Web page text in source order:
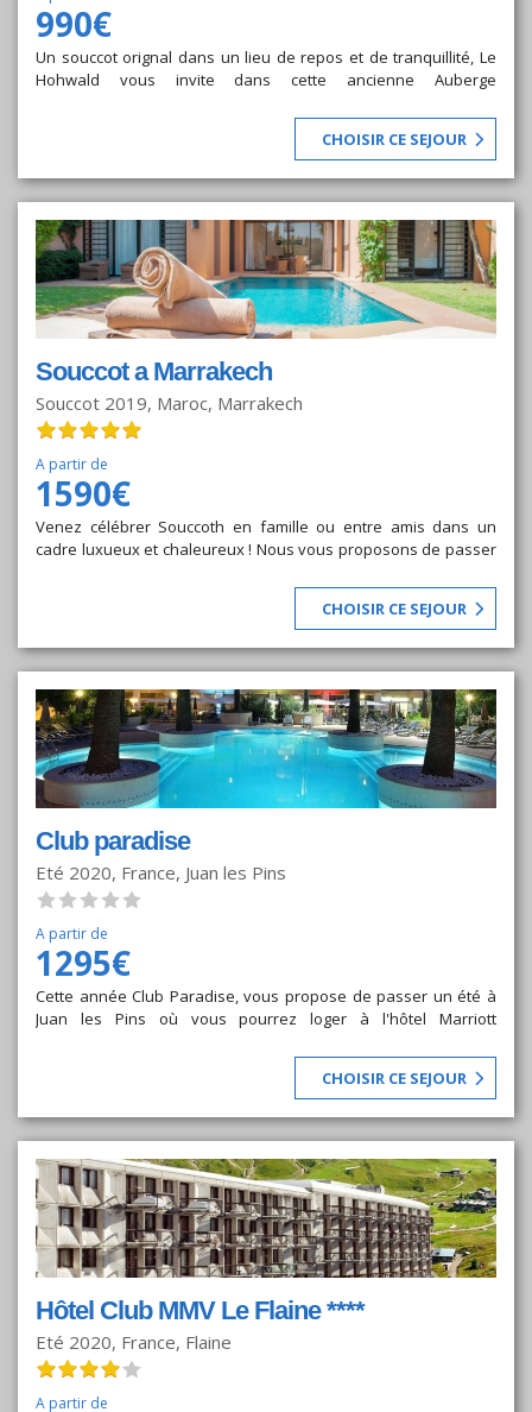
990€
Un souccot orignal dans un lieu de repos et de tranquillité, Le
Hohwald vous invite dans cette ancienne Auberge
accueil. Le village du Hohwald est un lieu central pour visiter
CHOISIR CE SEJOUR
Souccot a Marrakech
Souccot 2019, Maroc, Marrakech
A partir de
1590€
Venez célébrer Souccoth en famille ou entre amis dans un
cadre luxueux et chaleureux ! Nous vous proposons de passer
de piscines privées. Du 13 Octobre au 23 Octobre 2019 en
CHOISIR CE SEJOUR
Club paradise
Eté 2020, France, Juan les Pins
A partir de
1295€
Cette année Club Paradise, vous propose de passer un été à
Juan les Pins où vous pourrez loger à l'hôtel Marriott
CHOISIR CE SEJOUR
Hôtel Club MMV Le Flaine ****
Eté 2020, France, Flaine
A partir de